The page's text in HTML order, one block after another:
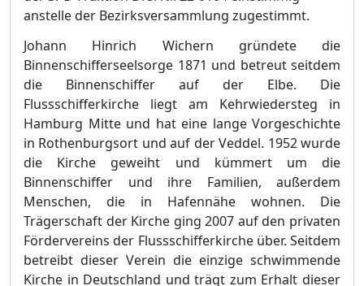
anstelle der Bezirksversammlung zugestimmt.
Johann Hinrich Wichern gründete die
Binnenschifferseelsorge 1871 und betreut seitdem
die Binnenschiffer auf der Elbe. Die
Flussschifferkirche liegt am Kehrwiedersteg in
Hamburg Mitte und hat eine lange Vorgeschichte
in Rothenburgsort und auf der Veddel. 1952 wurde
die Kirche geweiht und kümmert um die
Binnenschiffer und ihre Familien, außerdem
Menschen, die in Hafennähe wohnen. Die
Trägerschaft der Kirche ging 2007 auf den privaten
Fördervereins der Flussschifferkirche über. Seitdem
betreibt dieser Verein die einzige schwimmende
Kirche in Deutschland und trägt zum Erhalt dieser